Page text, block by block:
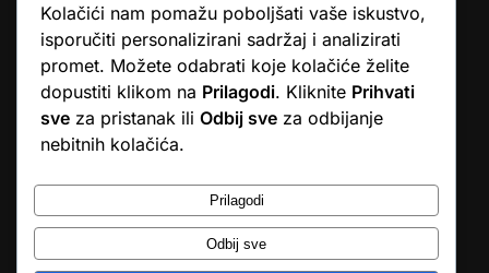
★★★★★
… Ono što me se dojmilo je ljudski pristup i njihova briga da
dobijem što sam naručio. U većini web shopova nitko vas ne
zove, samo otkažu narudžbu. …
Stjepan D.M.
© Argus elektronika d.o.o.
Kolačići nam pomažu poboljšati vaše iskustvo,
isporučiti personalizirani sadržaj i analizirati
promet. Možete odabrati koje kolačiće želite
dopustiti klikom na Prilagodi. Kliknite Prihvati
sve za pristanak ili Odbij sve za odbijanje
nebitnih kolačića.
Prilagodi
Odbij sve